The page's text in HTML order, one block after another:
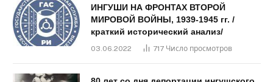
ИНГУШИ НА ФРОНТАХ ВТОРОЙ
МИРОВОЙ ВОЙНЫ, 1939-1945 гг. /
краткий исторический анализ/
03.06.2022 717 Число просмотров